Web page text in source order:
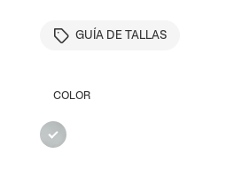
GUÍA DE TALLAS
COLOR